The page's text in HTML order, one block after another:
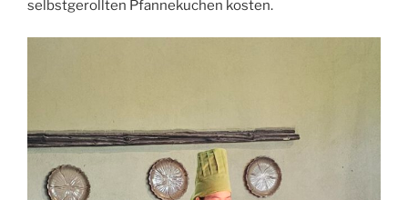
selbstgerollten Pfannekuchen kosten.